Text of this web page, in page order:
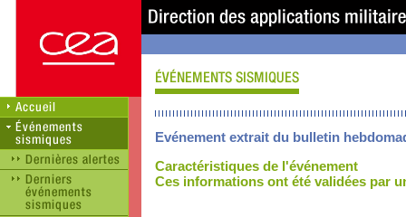
Evénement extrait du bulletin
Caractéristiques de l'événement
Ces informations ont été validées par